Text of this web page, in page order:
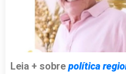
Leia + sobrepolítica